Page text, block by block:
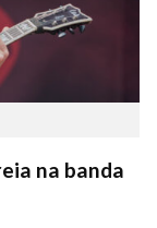
na banda